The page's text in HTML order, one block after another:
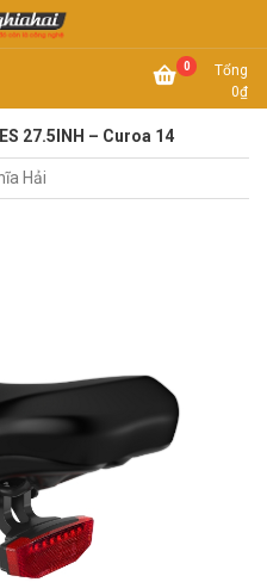
Hải 0
Tổng
0₫
27.5INH – Curoa 14
Hải